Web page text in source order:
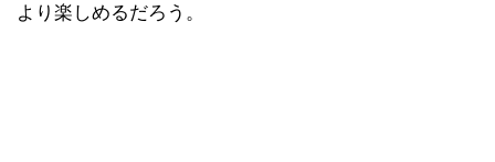
より楽しめるだろう。